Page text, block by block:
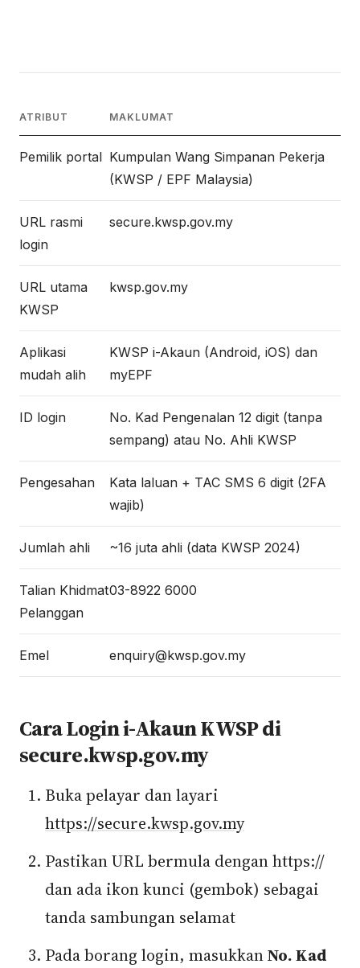
ATRIBUT MAKLUMAT
Pemilik portal Kumpulan Wang Simpanan Pekerja
(KWSP / EPF Malaysia)
URL rasmi
login
secure.kwsp.gov.my
URL utama
KWSP
kwsp.gov.my
Aplikasi
mudah alih
KWSP i-Akaun (Android, iOS) dan
myEPF
ID login
No. Kad Pengenalan 12 digit (tanpa
sempang) atau No. Ahli KWSP
Pengesahan
Kata laluan + TAC SMS 6 digit (2FA
wajib)
Jumlah ahli ~16 juta ahli (data KWSP 2024)
Talian Khidmat
Pelanggan
03-8922 6000
Emel enquiry@kwsp.gov.my
Cara Login i-Akaun KWSP di
secure.kwsp.gov.my
Buka pelayar dan layari
https://secure.kwsp.gov.my
Pastikan URL bermula dengan https://
dan ada ikon kunci (gembok) sebagai
tanda sambungan selamat
Pada borang login, masukkanNo. Kad